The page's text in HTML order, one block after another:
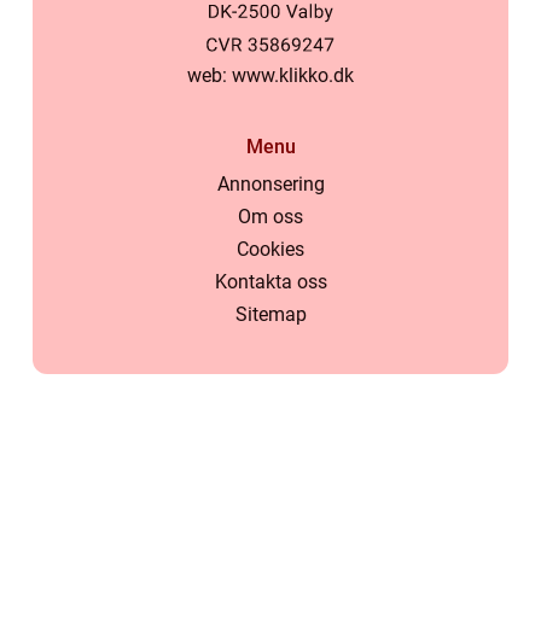
web: www.klikko.dk
Menu
Annonsering
Om oss
Cookies
Kontakta oss
Sitemap